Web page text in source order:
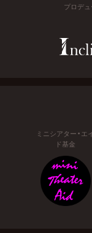
プロデ
ミニシアター・エ
ド基金